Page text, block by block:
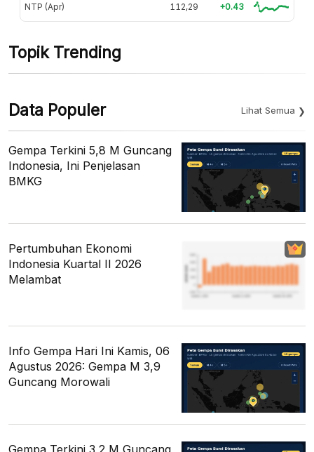
NTP (Apr) 112,29 +0.43
Topik Trending
Data Populer Lihat Semua
Gempa Terkini 5,8 M Guncang
Indonesia, Ini Penjelasan
BMKG
Pertumbuhan Ekonomi
Indonesia Kuartal II 2026
Melambat
Info Gempa Hari Ini Kamis, 06
Agustus 2026: Gempa M 3,9
Guncang Morowali